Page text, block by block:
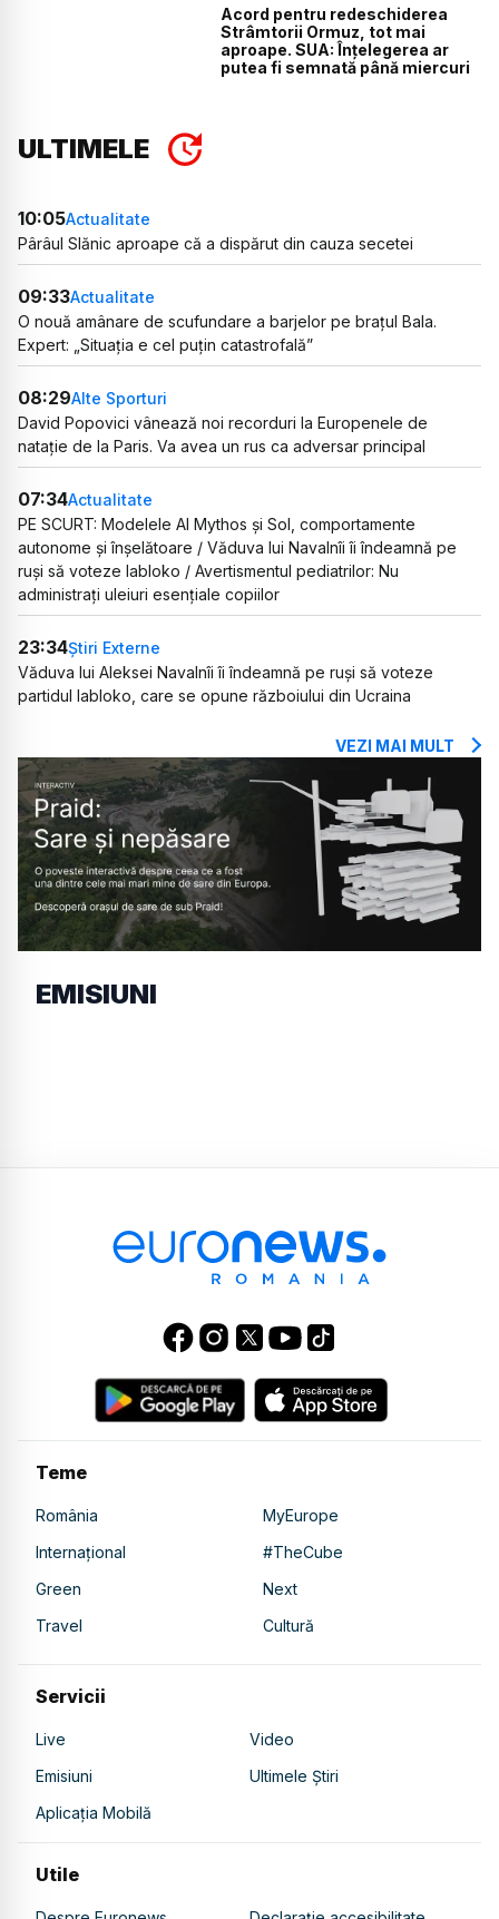
Acord pentru redeschiderea
Strâmtorii Ormuz, tot mai
aproape. SUA: Înțelegerea ar
putea fi semnată până miercuri
ULTIMELE
10:05Actualitate
Pârâul Slănic aproape că a dispărut din cauza secetei
09:33Actualitate
O nouă amânare de scufundare a barjelor pe brațul Bala.
Expert: „Situația e cel puțin catastrofală”
08:29Alte Sporturi
David Popovici vânează noi recorduri la Europenele de
natație de la Paris. Va avea un rus ca adversar principal
07:34Actualitate
PE SCURT: Modelele AI Mythos și Sol, comportamente
autonome și înșelătoare / Văduva lui Navalnîi îi îndeamnă pe
ruși să voteze Iabloko / Avertismentul pediatrilor: Nu
administrați uleiuri esențiale copiilor
23:34Știri Externe
Văduva lui Aleksei Navalnîi îi îndeamnă pe ruși să voteze
partidul Iabloko, care se opune războiului din Ucraina
VEZI MAI MULT
EMISIUNI
Teme
România
MyEurope
Internațional
#TheCube
Green
Next
Travel
Cultură
Servicii
Live
Video
Emisiuni
Ultimele Știri
Aplicația Mobilă
Utile